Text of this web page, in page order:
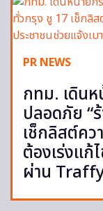
PR NEWS
กทม. เดินห
ปลอดภัย “
เช็กลิสต์ค
ต้องเร่งแก้
ผ่าน